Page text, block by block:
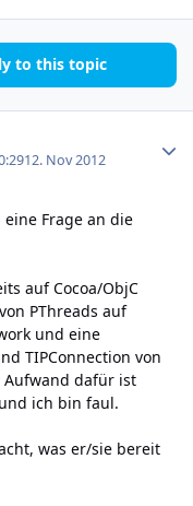
to this topic
12. Nov 2012
Frage an die
auf Cocoa/ObjC
PThreads auf
und eine
TIPConnection von
Aufwand dafür ist
ich bin faul.
was er/sie bereit